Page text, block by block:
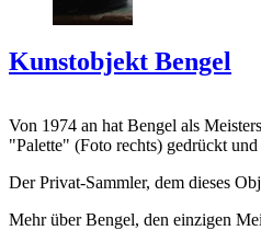
Kunstobjekt Bengel
Von 1974 an hat Bengel als
"Palette" (Foto rechts) gedrückt
Der Privat-Sammler, dem dieses
Mehr über Bengel, den einzigen